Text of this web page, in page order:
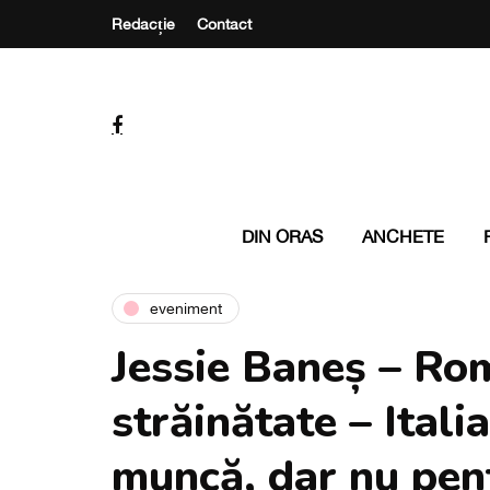
Redacție Contact
DIN ORAS ANCHETE
eveniment
Jessie Baneș –
străinătate –
muncă, dar nu